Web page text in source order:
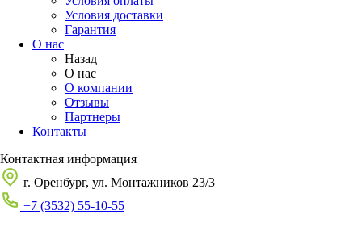
Условия доставки
Гарантия
О нас
Назад
О нас
О компании
Отзывы
Партнеры
Контакты
Контактная информация
г. Оренбург, ул. Монтажников 23/3
+7 (3532) 55-10-55